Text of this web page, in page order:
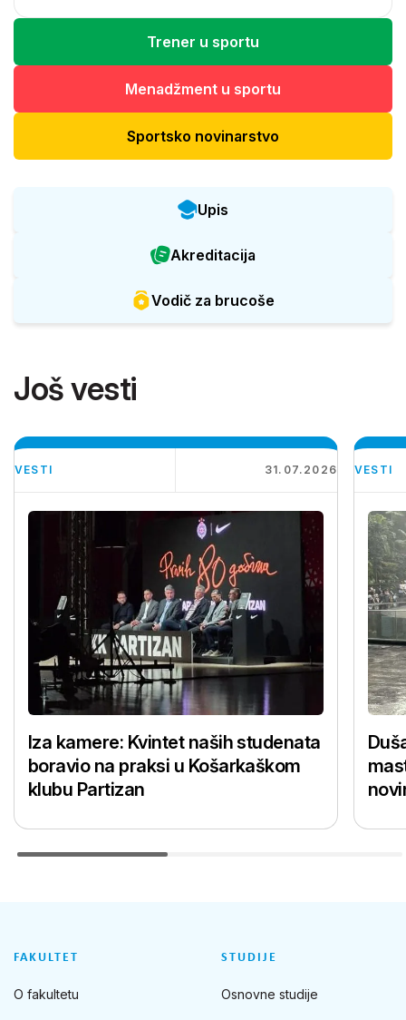
Trener u sportu
Menadžment u sportu
Sportsko novinarstvo
Upis
Akreditacija
Vodič za brucoše
Još vesti
VESTI 31.07.2026
Iza kamere: Kvintet naših studenata
boravio na praksi u Košarkaškom
klubu Partizan
VESTI
FAKULTET
O fakultetu
STUDIJE
Osnovne studije